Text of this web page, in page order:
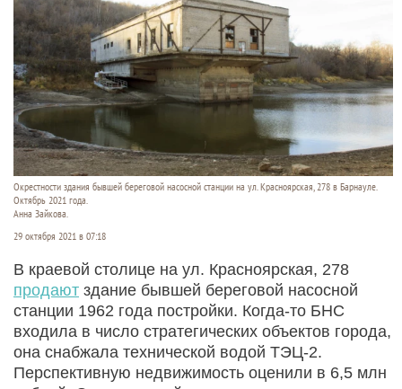
Окрестности здания бывшей береговой насосной станции на ул. Красноярская, 278 в Барнауле.
Октябрь 2021 года.
Анна Зайкова.
29 октября 2021 в 07:18
В краевой столице на ул. Красноярская, 278
продают здание бывшей береговой насосной
станции 1962 года постройки. Когда-то БНС
входила в число стратегических объектов города,
она снабжала технической водой ТЭЦ-2.
Перспективную недвижимость оценили в 6,5 млн